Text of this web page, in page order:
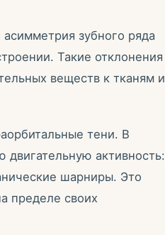
зубного ряда
Такие отклонения
веществ к тканям и
тени. В
активность:
шарниры. Это
пределе своих